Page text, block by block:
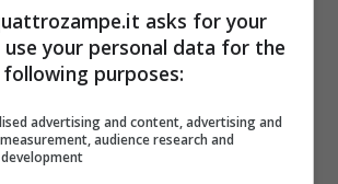
coloro i quali lo accudivano e
una decisione che diede
alla sua esistenza. Il
a bordo di un autobus e da
salutò la sua vecchia vita per
asks for your
your personal data for the
following purposes:
advertising and content, advertising and
audience research and